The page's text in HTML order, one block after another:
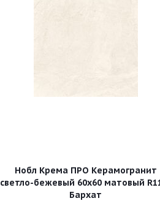
Нобл Крема ПРО Керамогранит
светло-бежевый 60х60 матовый
Бархат